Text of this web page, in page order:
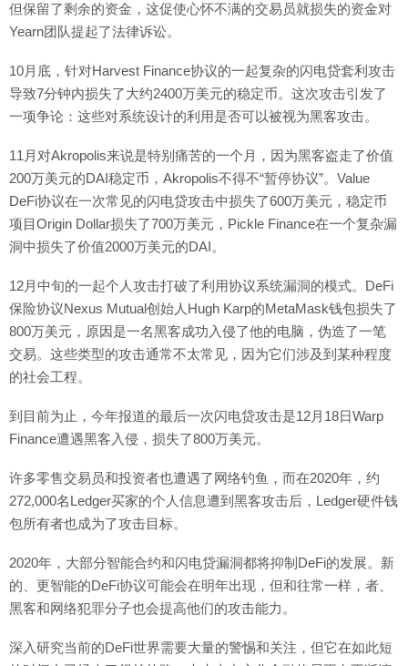
但保留了剩余的资金，这促使心怀不满的交易员就损失的资金对
Yearn团队提起了法律诉讼。
10月底，针对Harvest Finance协议的一起复杂的闪电贷套利攻击
导致7分钟内损失了大约2400万美元的稳定币。这次攻击引发了
一项争论：这些对系统设计的利用是否可以被视为黑客攻击。
11月对Akropolis来说是特别痛苦的一个月，因为黑客盗走了价值
200万美元的DAI稳定币，Akropolis不得不“暂停协议”。Value
DeFi协议在一次常见的闪电贷攻击中损失了600万美元，稳定币
项目Origin Dollar损失了700万美元，Pickle Finance在一个复杂漏
洞中损失了价值2000万美元的DAI。
12月中旬的一起个人攻击打破了利用协议系统漏洞的模式。DeFi
保险协议Nexus Mutual创始人Hugh Karp的MetaMask钱包损失了
800万美元，原因是一名黑客成功入侵了他的电脑，伪造了一笔
交易。这些类型的攻击通常不太常见，因为它们涉及到某种程度
的社会工程。
到目前为止，今年报道的最后一次闪电贷攻击是12月18日Warp
Finance遭遇黑客入侵，损失了800万美元。
许多零售交易员和投资者也遭遇了网络钓鱼，而在2020年，约
272,000名Ledger买家的个人信息遭到黑客攻击后，Ledger硬件钱
包所有者也成为了攻击目标。
2020年，大部分智能合约和闪电贷漏洞都将抑制DeFi的发展。新
的、更智能的DeFi协议可能会在明年出现，但和往常一样，者、
黑客和网络犯罪分子也会提高他们的攻击能力。
深入研究当前的DeFi世界需要大量的警惕和关注，但它在如此短